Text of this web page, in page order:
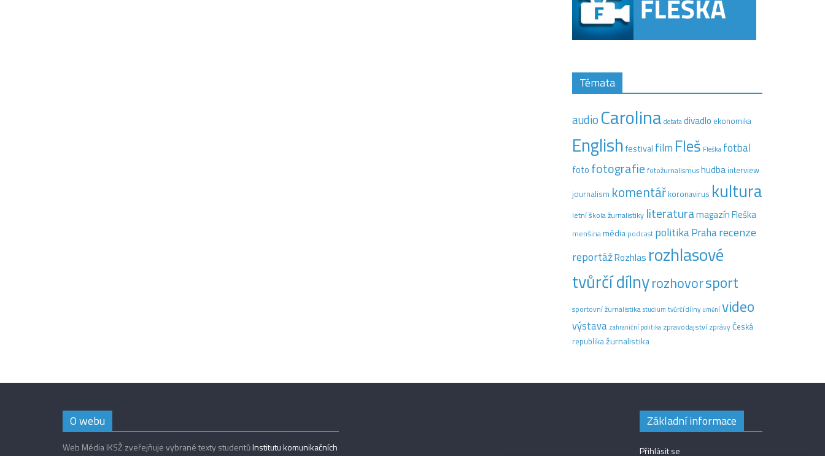
Témata
audio Carolina debatadivadlo ekonomika
Englishfestival film Fleš Fleška fotbal
foto fotografie fotožurnalismushudba interview
journalism komentář koronavirus kultura
letní škola žurnalistiky literaturamagazín Fleška
menšinamédia podcast politikaPraharecenze
reportážRozhlas rozhlasové
tvůrčí dílnyrozhovorsport
sportovní žurnalistikastudium tvůrčí dílny uměnívideo
výstava zahraniční politika zpravodajství zprávyČeská
republikažurnalistika
O webu
Web Média IKSŽ zveřejňuje vybrané texty studentůInstitutu komunikačních
Základní informace
Přihlásit se